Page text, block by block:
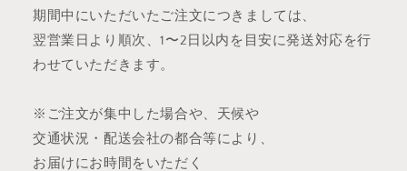
期間中にいただいたご注文につきましては、
翌営業日より順次、1〜2日以内を目安に発送対応を行
わせていただきます。
※ご注文が集中した場合や、天候や
交通状況・配送会社の都合等により、
お届けにお時間をいただく